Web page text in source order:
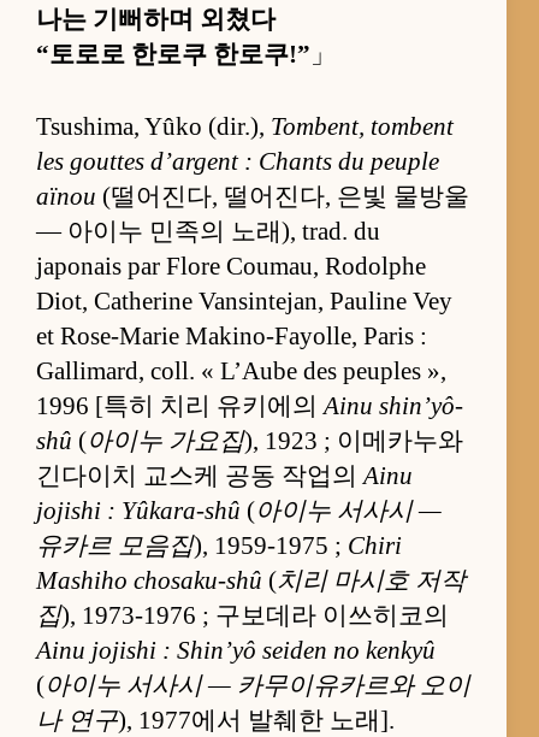
나는 기뻐하며 외쳤다
“토로로 한로쿠 한로쿠!” 」
Tsushima, Yûko (dir.), Tombent, tombent
les gouttes d’argent : Chants du peuple
aïnou (떨어진다, 떨어진다, 은빛 물방울
— 아이누 민족의 노래), trad. du
japonais par Flore Coumau, Rodolphe
Diot, Catherine Vansintejan, Pauline Vey
et Rose-Marie Makino-Fayolle, Paris :
Gallimard, coll. « L’Aube des peuples »,
1996 [특히 치리 유키에의Ainu shin’yô-
shû (아이누 가요집), 1923 ; 이메카누와
긴다이치 교스케 공동 작업의Ainu
jojishi : Yûkara-shû (아이누 서사시 —
유카르 모음집), 1959-1975 ; Chiri
Mashiho chosaku-shû (치리 마시호 저작
집), 1973-1976 ; 구보데라 이쓰히코의
Ainu jojishi : Shin’yô seiden no kenkyû
(아이누 서사시 — 카무이유카르와 오이
나 연구), 1977에서 발췌한 노래].